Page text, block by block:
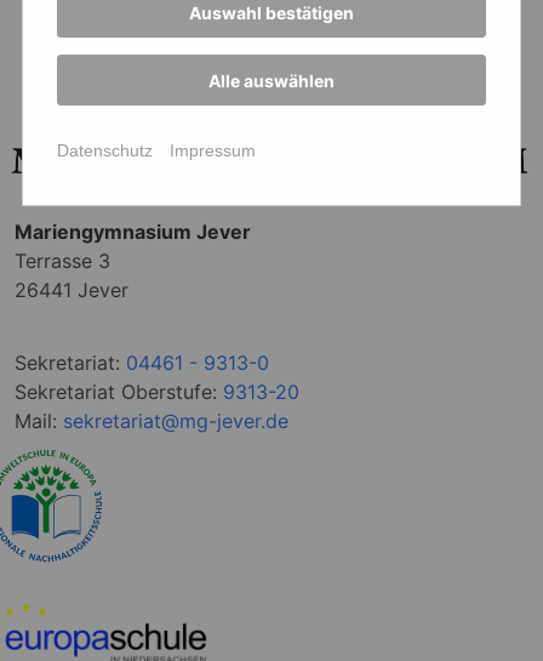
Mariengymnasium Jever
Terrasse 3
26441 Jever
Sekretariat: 04461 - 9313-0
Sekretariat Oberstufe: 9313-20
Mail: sekretariat@mg-jever.de
Auswahl bestätigen
Alle auswählen
Datenschutz Impressum